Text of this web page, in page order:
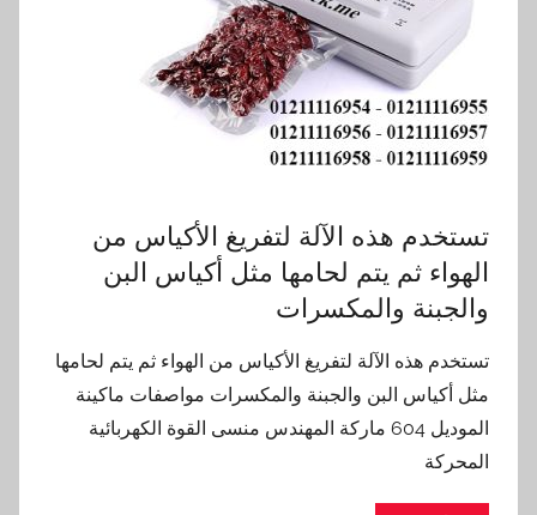
تستخدم هذه الآلة لتفريغ الأكياس من
الهواء ثم يتم لحامها مثل أكياس البن
والجبنة والمكسرات
تستخدم هذه الآلة لتفريغ الأكياس من الهواء ثم يتم لحامها
مثل أكياس البن والجبنة والمكسرات مواصفات ماكينة
الموديل 604 ماركة المهندس منسى القوة الكهربائية
المحركة